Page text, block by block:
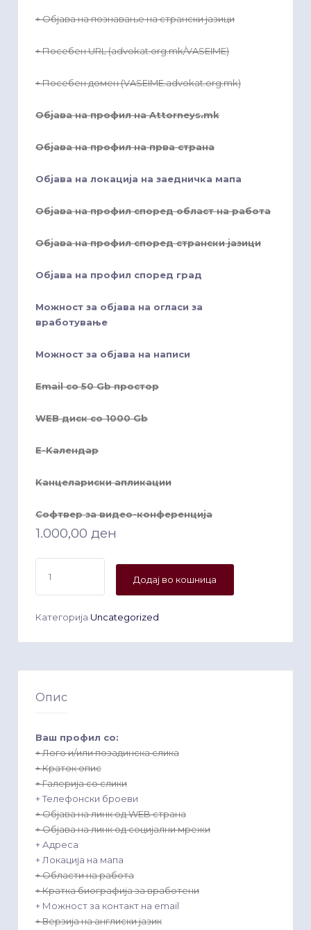
+ Објава на познавање на странски јазици
+ Посебен URL (advokat.org.mk/VASEIME)
+ Посебен домен (VASEIME.advokat.org.mk)
Објава на профил на Attorneys.mk
Објава на профил на прва страна
Објава на локација на заедничка мапа
Објава на профил според област на работа
Објава на профил според странски јазици
Објава на профил според град
Можност за објава на огласи за
вработување
Можност за објава на написи
Email со 50 Gb простор
WEB диск со 1000 Gb
E-Kалендар
Kанцелариски апликации
Софтвер за видео-конференција
1.000,00 ден
количина
Додај во кошница
Категорија Uncategorized
Опис
Ваш профил со:
+ Лого и/или позадинска слика
+ Краток опис
+ Галерија со слики
+ Телефонски броеви
+ Објава на линк од WEB страна
+ Објава на линк од социјални мрежи
+ Адреса
+ Локација на мапа
+ Области на работа
+ Кратка биографија за вработени
+ Можност за контакт на email
+ Верзија на англиски јазик